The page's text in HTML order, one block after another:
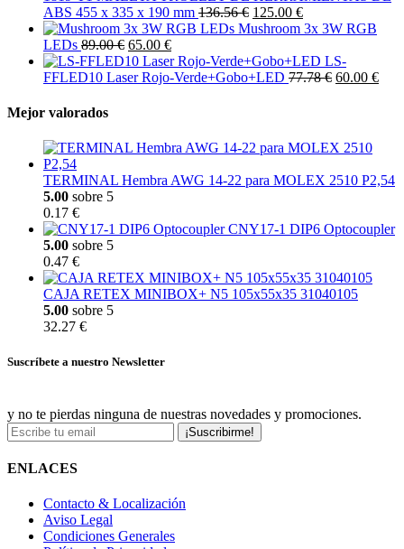
ABS 455 x 335 x 190 mm 136.56 € 125.00 €
Mushroom 3x 3W RGB
LEDs 89.00 € 65.00 €
LS-
FFLED10 Laser Rojo-Verde+Gobo+LED 77.78 € 60.00 €
Mejor valorados
TERMINAL Hembra AWG 14-22 para MOLEX 2510 P2,54
5.00 sobre 5
0.17 €
CNY17-1 DIP6 Optocoupler
5.00 sobre 5
0.47 €
CAJA RETEX MINIBOX+ N5 105x55x35 31040105
5.00 sobre 5
32.27 €
Suscríbete a nuestro Newsletter
y no te pierdas ninguna de nuestras novedades y promociones.
¡Suscribirme!
ENLACES
Contacto & Localización
Aviso Legal
Condiciones Generales